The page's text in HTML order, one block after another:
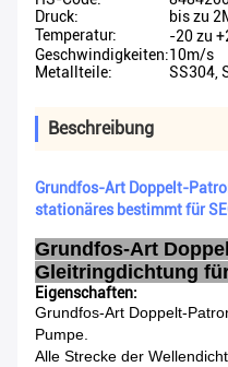
Druck:
bis zu
Temperatur:
-20 zu
Geschwindigkeiten:10m/s
Metallteile:
SS304,
Beschreibung
Grundfos-Art Doppelt-
stationäres bestimmt für
Grundfos-Art
Gleitringdichtung
Eigenschaften:
Grundfos-Art Doppelt-
Pumpe.
Alle Strecke der